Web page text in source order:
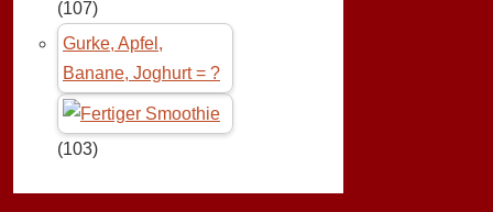
(107)
Gurke, Apfel,
Banane, Joghurt = ?
(103)